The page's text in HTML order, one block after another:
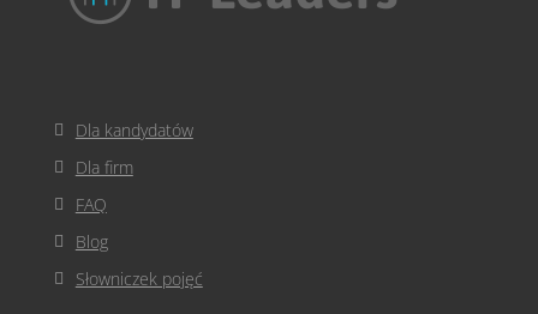
Dla kandydatów
Dla firm
FAQ
Blog
Słowniczek pojęć